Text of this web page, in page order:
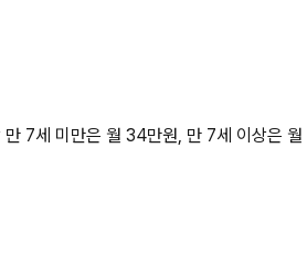
7세 미만은 월 34만원, 만 7세 이상은